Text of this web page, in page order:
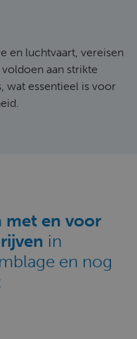
en luchtvaart, vereisen
aan strikte
wat essentieel is voor
met en voor
in
en nog